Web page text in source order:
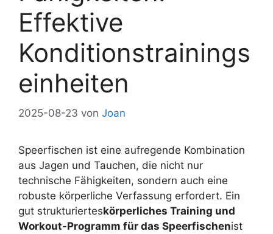
Effektive
Konditionstrainings
einheiten
2025-08-23 von Joan
Speerfischen ist eine aufregende Kombination
aus Jagen und Tauchen, die nicht nur
technische Fähigkeiten, sondern auch eine
robuste körperliche Verfassung erfordert. Ein
gut strukturierteskörperliches Training und
Workout-Programm für das Speerfischenist